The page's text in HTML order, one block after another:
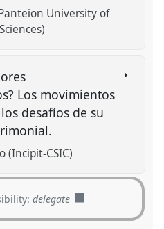
University of
Los movimientos
desafíos de su
(Incipit-CSIC)
delegate